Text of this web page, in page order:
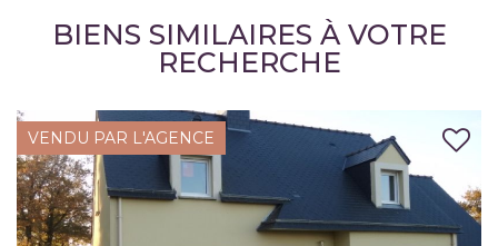
BIENS SIMILAIRES À VOTRE
RECHERCHE
VENDU PAR L'AGENCE